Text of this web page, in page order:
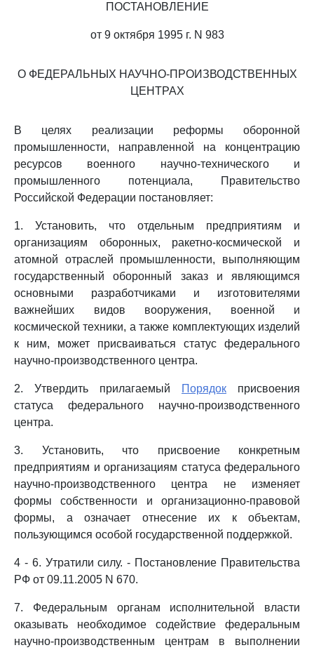
ПОСТАНОВЛЕНИЕ
от 9 октября 1995 г. N 983
О ФЕДЕРАЛЬНЫХ НАУЧНО-ПРОИЗВОДСТВЕННЫХ
ЦЕНТРАХ
В целях реализации реформы оборонной
промышленности, направленной на концентрацию
ресурсов военного научно-технического и
промышленного потенциала, Правительство
Российской Федерации постановляет:
1. Установить, что отдельным предприятиям и
организациям оборонных, ракетно-космической и
атомной отраслей промышленности, выполняющим
государственный оборонный заказ и являющимся
основными разработчиками и изготовителями
важнейших видов вооружения, военной и
космической техники, а также комплектующих изделий
к ним, может присваиваться статус федерального
научно-производственного центра.
2. Утвердить прилагаемый Порядок присвоения
статуса федерального научно-производственного
центра.
3. Установить, что присвоение конкретным
предприятиям и организациям статуса федерального
научно-производственного центра не изменяет
формы собственности и организационно-правовой
формы, а означает отнесение их к объектам,
пользующимся особой государственной поддержкой.
4 - 6. Утратили силу. - Постановление Правительства
РФ от 09.11.2005 N 670.
7. Федеральным органам исполнительной власти
оказывать необходимое содействие федеральным
научно-производственным центрам в выполнении